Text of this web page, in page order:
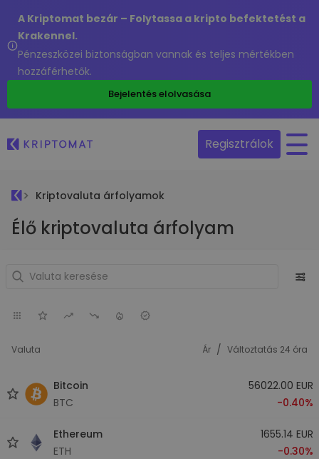
A Kriptomat bezár – Folytassa a kripto befektetést a
Krakennel.
Pénzeszközei biztonságban vannak és teljes mértékben
hozzáférhetők.
Bejelentés elolvasása
Regisztrálok
Kriptovaluta árfolyamok
Élő kriptovaluta árfolyam
Valuta Ár / Változtatás 24 óra
Bitcoin
BTC
56022.00 EUR
-0.40%
Ethereum
ETH
1655.14 EUR
-0.30%